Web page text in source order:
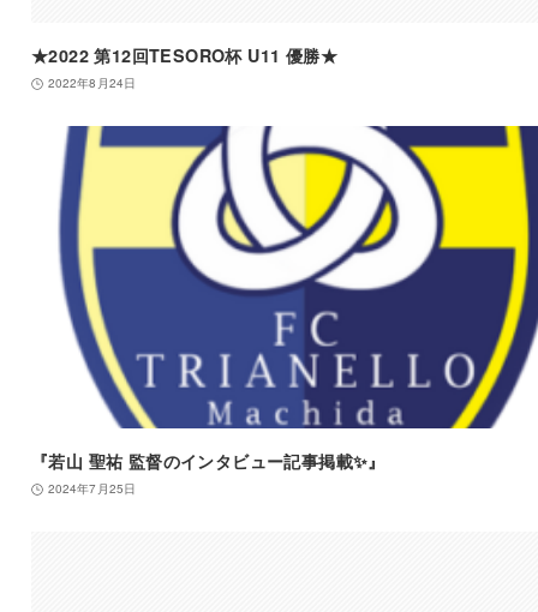
★2022 第12回TESORO杯 U11 優勝★
2022年8月24日
『若山 聖祐 監督のインタビュー記事掲載✨』
2024年7月25日